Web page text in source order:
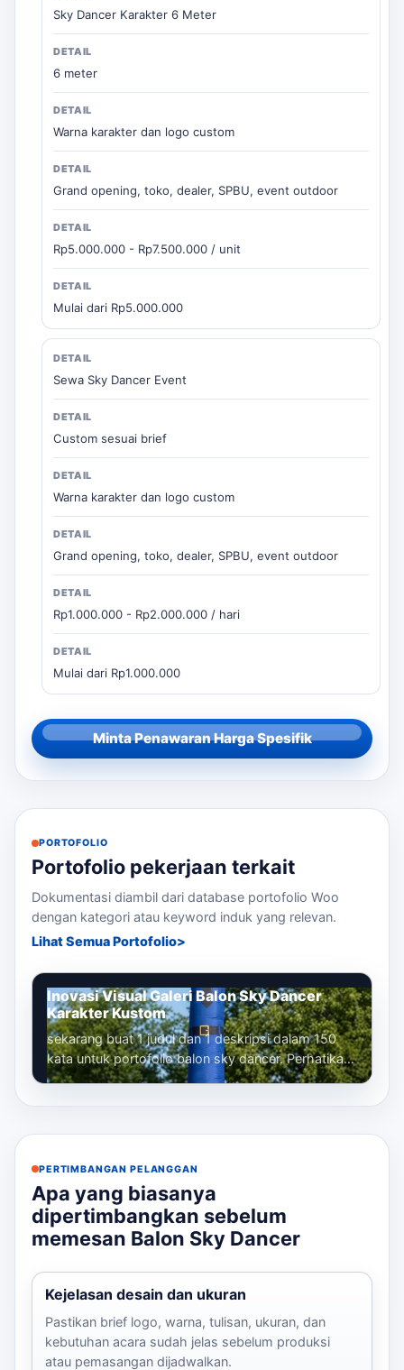
Sky Dancer Karakter 6 Meter
6 meter
Warna karakter dan logo custom
Grand opening, toko, dealer, SPBU, event outdoor
Rp5.000.000 - Rp7.500.000 / unit
Mulai dari Rp5.000.000
Sewa Sky Dancer Event
Custom sesuai brief
Warna karakter dan logo custom
Grand opening, toko, dealer, SPBU, event outdoor
Rp1.000.000 - Rp2.000.000 / hari
Mulai dari Rp1.000.000
Minta Penawaran Harga Spesifik
PORTOFOLIO
Portofolio pekerjaan terkait
Dokumentasi diambil dari database portofolio Woo
dengan kategori atau keyword induk yang relevan.
Lihat Semua Portofolio
Inovasi Visual Galeri Balon Sky Dancer
Karakter Kustom
sekarang buat 1 judul dan 1 deskripsi dalam 150
kata untuk portofolio balon sky dancer. Perhatikan
bahwa kita sudah membuat banyak...
PERTIMBANGAN PELANGGAN
Apa yang biasanya
dipertimbangkan sebelum
memesan Balon Sky Dancer
Kejelasan desain dan ukuran
Pastikan brief logo, warna, tulisan, ukuran, dan
kebutuhan acara sudah jelas sebelum produksi
atau pemasangan dijadwalkan.